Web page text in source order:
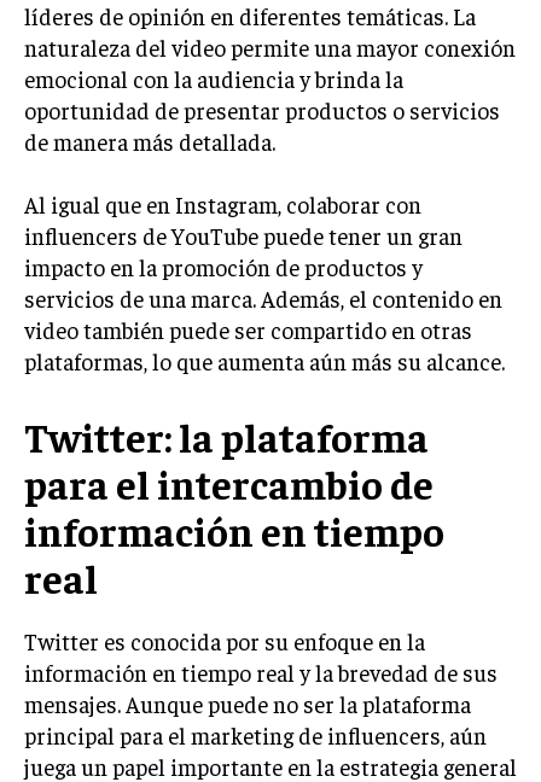
COMERCIO INTERNACIONAL
EXPANSIÓN GLOBAL
IMPORTACIÓN Y EXPORTACIÓN
TECNOLOGIA
SOSTENIBILIDAD Y MEDIO AMBIENTE
GESTIÓN DE LA INNOVACIÓN TECNOLÓGICA
TRANSFORMACIÓN DIGITAL
CIBERSEGURIDAD EMPRESARIAL
EMPRESAS FAMILIARES Y SUCESIÓN
DERECHO EMPRESARIAL Y REGULACIONES
ÉXITO EMPRESARIAL Y CASOS DE ESTUDIO
GOBIERNO CORPORATIVO
líderes de opinión en diferentes temáticas. La
naturaleza del video permite una mayor conexión
emocional con la audiencia y brinda la
oportunidad de presentar productos o servicios
de manera más detallada.
Al igual que en Instagram, colaborar con
influencers de YouTube puede tener un gran
impacto en la promoción de productos y
servicios de una marca. Además, el contenido en
video también puede ser compartido en otras
plataformas, lo que aumenta aún más su alcance.
Twitter: la plataforma
para el intercambio de
información en tiempo
real
Twitter es conocida por su enfoque en la
información en tiempo real y la brevedad de sus
mensajes. Aunque puede no ser la plataforma
principal para el marketing de influencers, aún
juega un papel importante en la estrategia general